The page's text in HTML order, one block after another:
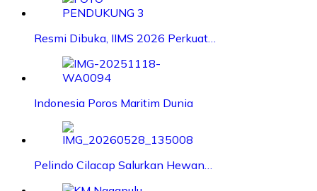
Resmi Dibuka, IIMS 2026 Perkuat…
Indonesia Poros Maritim Dunia
Pelindo Cilacap Salurkan Hewan…